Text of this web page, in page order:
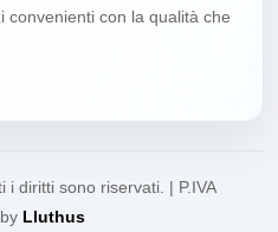
convenienti con la qualità che
diritti sono riservati. | P.IVA
Lluthus